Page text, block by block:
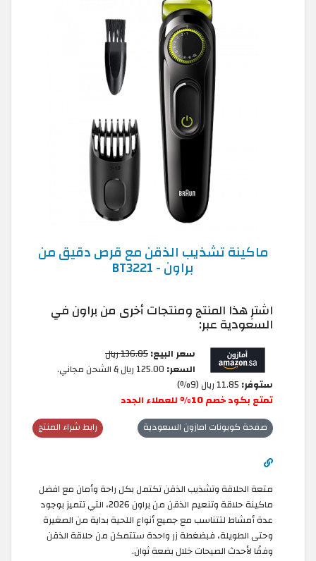
ماكينة تشذيب الذقن مع قرص دقيق من
براون - BT3221
اشترِ هذا المنتج ومنتجات أخرى من براون في
السعودية عبر:
سعر البيع:136.85 ريال
السعر: 125.00 ريال & الشحن مجاني.
ستوفر: 11.85 ريال (9%)
تمتع بكود خصم 10% للعملاء الجدد
رابط شراء المنتج صفحة كوبونات امازون السعودية
متعة الحلاقة وتشذيب الذقن تكتمل بكل راحة وأمان مع افضل
ماكينة حلاقة وتنعيم الذقن من براون 2026، التي تتميز بوجود
عدة أمشاط لتتناسب مع جميع أنواع اللحية بداية من الصغيرة
وحتى الطويلة، فبضغطة زر واحدة ستتمكن من حلاقة الذقن
وفقًا لأحدث الصيحات خلال بضعة ثوان.